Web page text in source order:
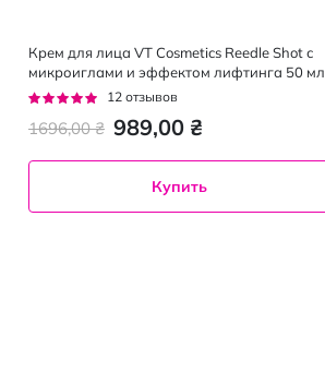
Крем для лица VT Cosmetics Reedle Shot с
микроиглами и эффектом лифтинга 50 мл
Рейтинг:
12 отзывов
989,00 ₴
1696,00 ₴
Купить